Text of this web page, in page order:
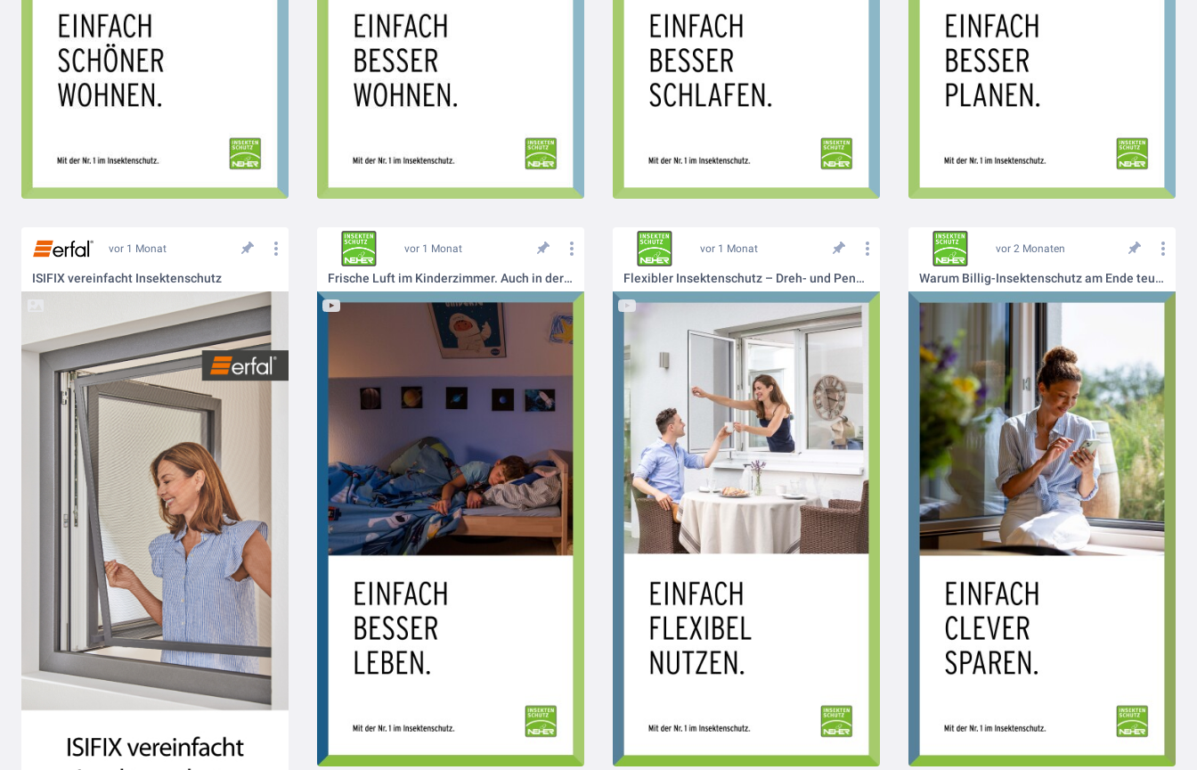
vor 1 Monat
ISIFIX vereinfacht Insektenschutz
vor 1 Monat
Frische Luft im Kinderzimmer. Auch in der Pollensaison
vor 1 Monat
Flexibler Insektenschutz – Dreh- und Pendelfenster von Neher
vor 2 Monaten
Warum Billig-Insektenschutz am Ende teurer wird